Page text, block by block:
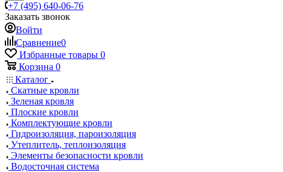
+7 (495) 640-06-76
Заказать звонок
Войти
Сравнение0
Избранные товары 0
Корзина 0
Каталог
Скатные кровли
Зеленая кровля
Плоские кровли
Комплектующие кровли
Гидроизоляция, пароизоляция
Утеплитель, теплоизоляция
Элементы безопасности кровли
Водосточная система